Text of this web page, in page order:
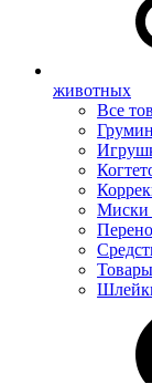
животных
Все
Миски